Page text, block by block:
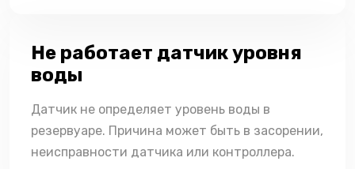
Не работает датчик уровня
воды
Датчик не определяет уровень воды в
резервуаре. Причина может быть в засорении,
неисправности датчика или контроллера.